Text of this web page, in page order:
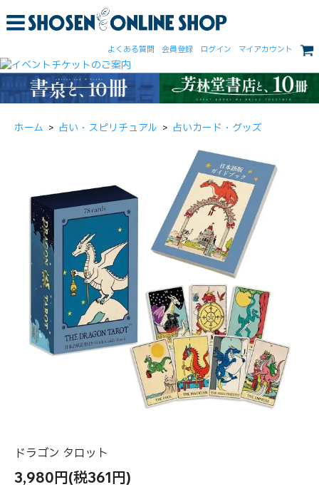
よくある質問 会員登録 ログイン マイアカウント
ホーム > 占い・スピリチュアル > 占いカード・グッズ
ドラゴン タロット
3,980円(税361円)